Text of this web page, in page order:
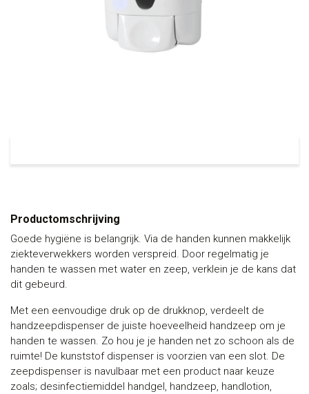
Productomschrijving
Goede hygiëne is belangrijk. Via de handen kunnen makkelijk
ziekteverwekkers worden verspreid. Door regelmatig je
handen te wassen met water en zeep, verklein je de kans dat
dit gebeurd.
Met een eenvoudige druk op de drukknop, verdeelt de
handzeepdispenser de juiste hoeveelheid handzeep om je
handen te wassen. Zo hou je je handen net zo schoon als de
ruimte! De kunststof dispenser is voorzien van een slot. De
zeepdispenser is navulbaar met een product naar keuze
zoals; desinfectiemiddel handgel, handzeep, handlotion,